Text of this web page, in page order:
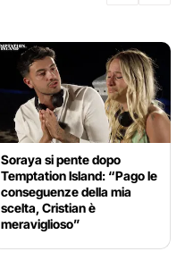
Soraya si pente dopo
Temptation Island: “Pago le
conseguenze della mia
scelta, Cristian è
meraviglioso”